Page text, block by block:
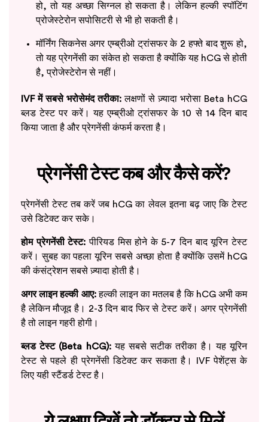
हो, तो यह अच्छा सिग्नल हो सकता है। लेकिन हल्की स्पॉटिंग
प्रोजेस्टेरोन सपोसिटरी से भी हो सकती है।
मॉर्निंग सिकनेस अगर एम्ब्रीओ ट्रांसफर के 2 हफ्ते बाद शुरू हो,
तो यह प्रेगनेंसी का संकेत हो सकता है क्योंकि यह hCG से होती
है, प्रोजेस्टेरोन से नहीं।
IVF में सबसे भरोसेमंद तरीका: लक्षणों से ज़्यादा भरोसा Beta hCG
ब्लड टेस्ट पर करें। यह एम्ब्रीओ ट्रांसफर के 10 से 14 दिन बाद
किया जाता है और प्रेगनेंसी कंफर्म करता है।
प्रेगनेंसी टेस्ट कब और कैसे करें?
प्रेगनेंसी टेस्ट तब करें जब hCG का लेवल इतना बढ़ जाए कि टेस्ट
उसे डिटेक्ट कर सके।
होम प्रेगनेंसी टेस्ट: पीरियड मिस होने के 5-7 दिन बाद यूरिन टेस्ट
करें। सुबह का पहला यूरिन सबसे अच्छा होता है क्योंकि उसमें hCG
की कंसंट्रेशन सबसे ज़्यादा होती है।
अगर लाइन हल्की आए:हल्की लाइन का मतलब है कि hCG अभी कम
है लेकिन मौजूद है। 2-3 दिन बाद फिर से टेस्ट करें। अगर प्रेगनेंसी
है तो लाइन गहरी होगी।
ब्लड टेस्ट (Beta hCG):यह सबसे सटीक तरीका है। यह यूरिन
टेस्ट से पहले ही प्रेगनेंसी डिटेक्ट कर सकता है। IVF पेशेंट्स के
लिए यही स्टैंडर्ड टेस्ट है।